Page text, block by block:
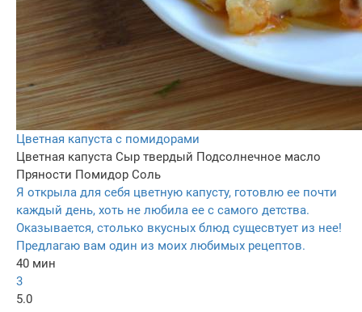
Цветная капуста с помидорами
Цветная капуста Сыр твердый Подсолнечное масло
Пряности Помидор Соль
Я открыла для себя цветную капусту, готовлю ее почти
каждый день, хоть не любила ее с самого детства.
Оказывается, столько вкусных блюд сущесвтует из нее!
Предлагаю вам один из моих любимых рецептов.
40 мин
3
5.0